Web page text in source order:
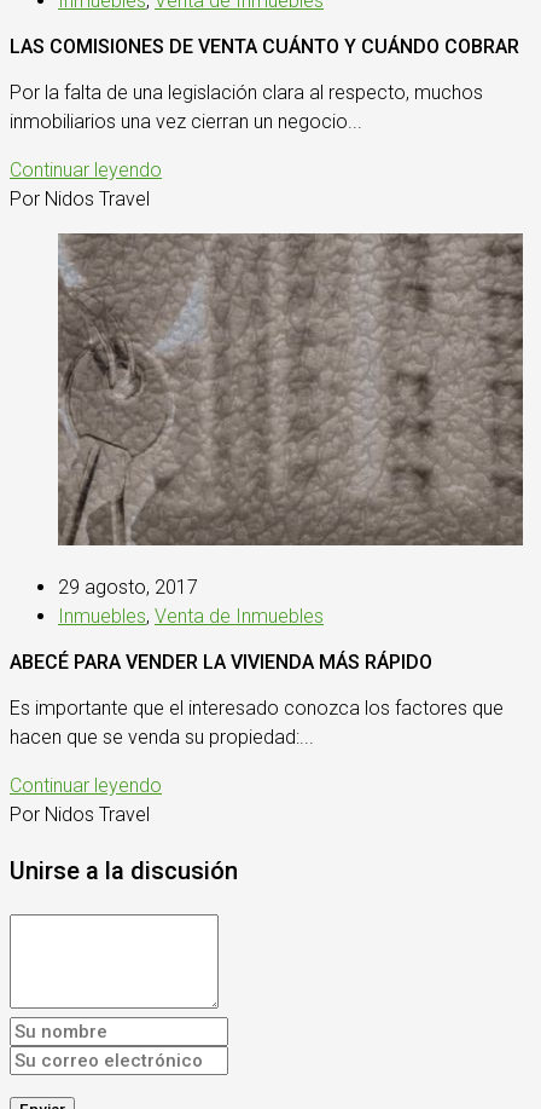
LAS COMISIONES DE VENTA CUÁNTO Y CUÁNDO COBRAR
Por la falta de una legislación clara al respecto, muchos
inmobiliarios una vez cierran un negocio...
Continuar leyendo
Por Nidos Travel
29 agosto, 2017
Inmuebles, Venta de Inmuebles
ABECÉ PARA VENDER LA VIVIENDA MÁS RÁPIDO
Es importante que el interesado conozca los factores que
hacen que se venda su propiedad:...
Continuar leyendo
Por Nidos Travel
Unirse a la discusión